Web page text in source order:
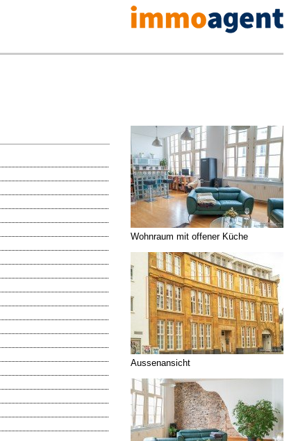
Wohnraum mit offener Küche
Aussenansicht